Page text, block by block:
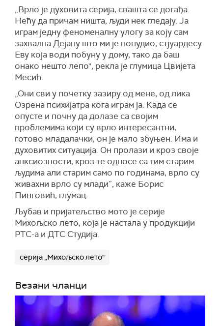
„Врло је духовита серија, свашта се догађа.
Нећу да причам ништа, људи нек гледају. Ја
играм једну феноменалну улогу за коју сам
захвална Дејану што ми је понудио, стјуардесу
Еву која води побуну у дому, тако да баш
онако нешто лепо", рекла је глумица Цвијета
Месић.
„Они сви у почетку зазиру од мене, од лика
Озрена психијатра кога играм ја. Када се
опусте и почну да долазе са својим
проблемима који су врло интересантни,
готово младалачки, он је мало збуњен. Има и
духовитих ситуација. Он пролази и кроз своје
анксиозности, кроз те односе са тим старим
људима али старим само по годинама, врло су
живахни врло су млади”, каже Борис
Пинговић, глумац.
Љубав и пријатељство мото је серије
Михољско лето, која је настала у продукцији
РТС-а и ДТС Студија.
серија „Михољско лето"
Везани чланци